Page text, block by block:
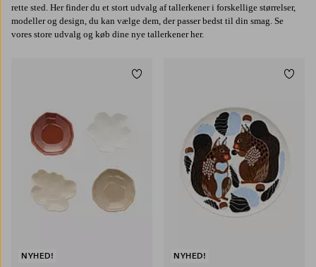
rette sted. Her finder du et stort udvalg af tallerkener i forskellige størrelser,
modeller og design, du kan vælge dem, der passer bedst til din smag. Se
vores store udvalg og køb dine nye tallerkener her.
NYHED!
Tilføj til favoritter
NYHED!